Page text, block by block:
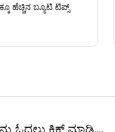
ಹೆಚ್ಚಿನ ಬ್ಯೂಟಿ ಟಿಪ್ಸ್